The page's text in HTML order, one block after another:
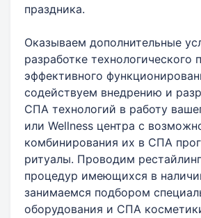
праздника.
Оказываем дополнительные
разработке технологического
эффективного
содействуем внедрению и
СПА технологий в работу
или Wellness центра с
комбинирования их в СПА
ритуалы. Проводим
процедур имеющихся в
занимаемся подбором
оборудования и СПА